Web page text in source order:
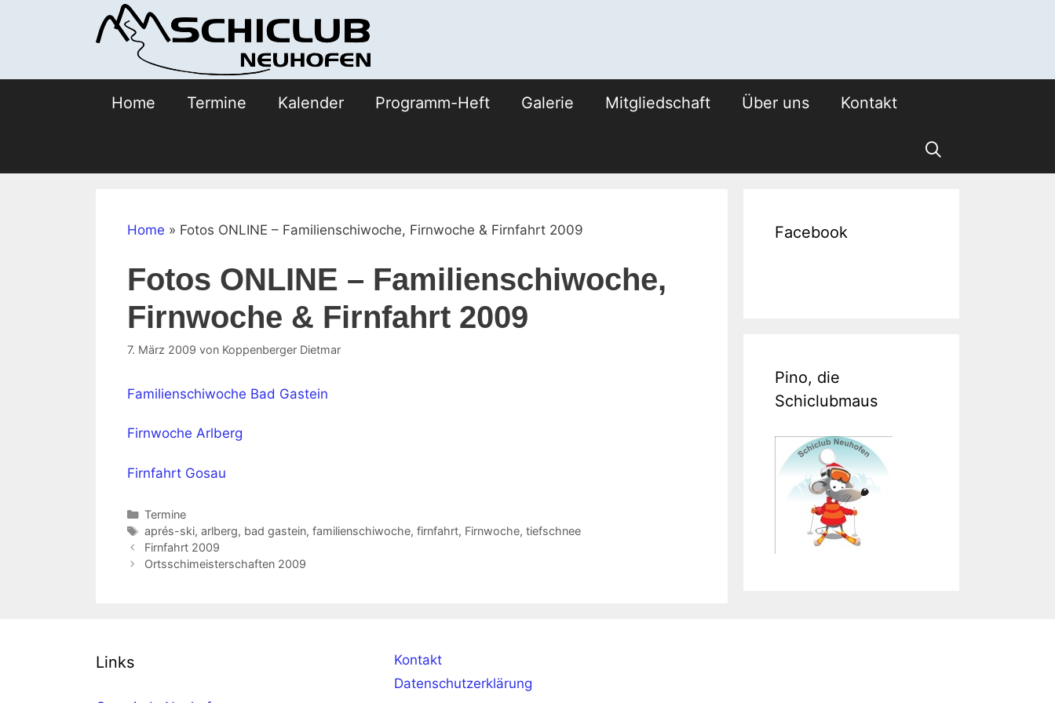
Home Termine Kalender Programm-Heft Galerie Mitgliedschaft Über uns Kontakt
Home » Fotos ONLINE – Familienschiwoche, Firnwoche & Firnfahrt 2009
Fotos ONLINE – Familienschiwoche,
Firnwoche & Firnfahrt 2009
7. März 2009 von Koppenberger Dietmar
Familienschiwoche Bad Gastein
Firnwoche Arlberg
Firnfahrt Gosau
Kategorien
Termine
Schlagwörter
aprés-ski, arlberg, bad gastein, familienschiwoche, firnfahrt, Firnwoche, tiefschnee
Firnfahrt 2009
Ortsschimeisterschaften 2009
Facebook
Pino, die
Schiclubmaus
Links
Kontakt
Datenschutzerklärung